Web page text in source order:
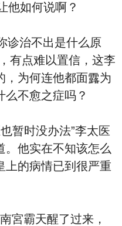
让他如何说啊？
有点难以置信，这李
，为何连他都面露为
难之⾊？难道皇上真得了‮么什‬不愈之症吗？
暂时没办法”李太医
上的病情已到很严重